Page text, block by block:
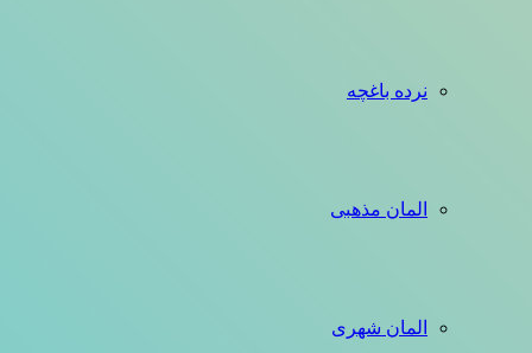
نرده باغچه
المان مذهبی
المان شهری